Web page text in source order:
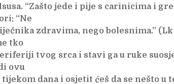
“Zašto jede i pije s carinicima i
“Ne
zdravima, nego bolesnima.” (Lk
tko
tvog srca i stavi ga u ruke
ovu
tijekom dana i osjetit ćeš da se nešto u